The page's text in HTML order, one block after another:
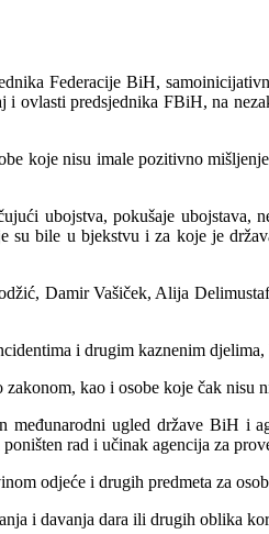
Federacije BiH,
predsjednika FBiH, na
koje nisu imale pozitivno
ubojstva, pokušaje ubojstava,
bile u bjekstvu i za koje je
Damir Vašiček, Alija
i drugim kaznenim
kao i osobe koje čak nisu
ugled države BiH i
rad i učinak agencija za
odjeće i drugih predmeta za
i davanja dara ili drugih oblika